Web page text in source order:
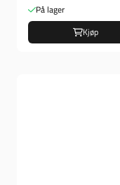
På lager
Kjøp